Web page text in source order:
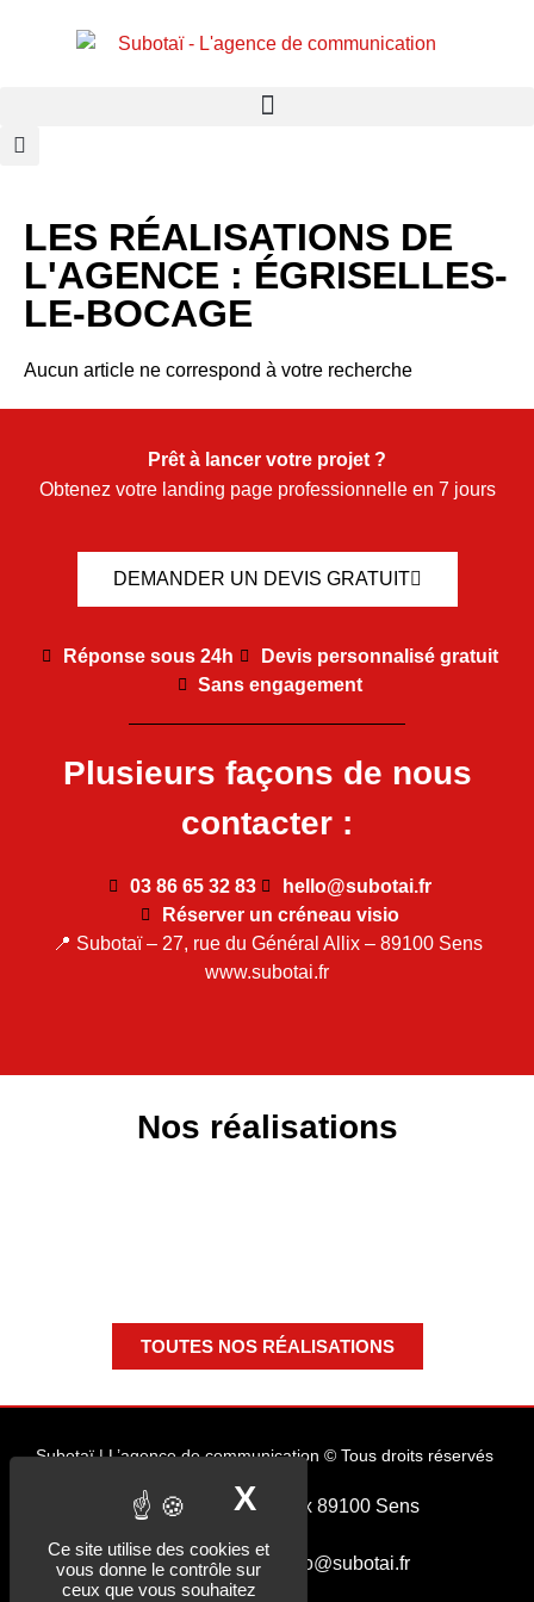
Ce site utilise des cookies et
vous donne le contrôle sur
ceux que vous souhaitez
X MASQUER LE
LES RÉALISATIONS DE
L'AGENCE : ÉGRISELLES-
LE-BOCAGE
Aucun article ne correspond à votre recherche
Prêt à lancer votre projet ?
Obtenez votre landing page professionnelle en 7 jours
DEMANDER UN DEVIS GRATUIT
Réponse sous 24h
Devis personnalisé gratuit
Sans engagement
Plusieurs façons de nous
contacter :
03 86 65 32 83
hello@subotai.fr
Réserver un créneau visio
📍 Subotaï – 27, rue du Général Allix – 89100 Sens
www.subotai.fr
Nos réalisations
TOUTES NOS RÉALISATIONS
Subotaï | L’agence de communication © Tous droits réservés
27, rue du Général Allix 89100 Sens
03 86 65 32 83 – hello@subotai.fr